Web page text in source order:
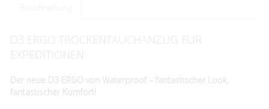
D3 ERGO TROCKENTAUCHANZUG FÜR
EXPEDITIONEN
Der neue D3 ERGO von Waterproof – fantastischer Look,
fantastischer Komfort!